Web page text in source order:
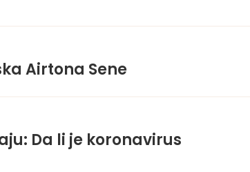
Airtona Sene
Da li je koronavirus